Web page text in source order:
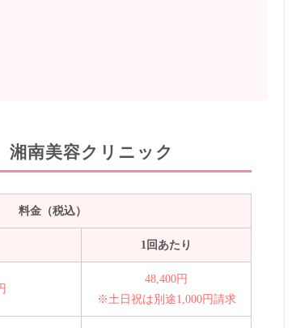
南美容クリニック
料金（税込）
1回あたり
48,400円
※土日祝は別途1,000円請求